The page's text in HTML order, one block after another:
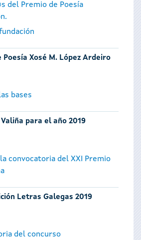
del Premio de Poesía
Poesía Xosé M. López Ardeiro
bases
para el año 2019
convocatoria del XXI Premio
Letras Galegas 2019
del concurso